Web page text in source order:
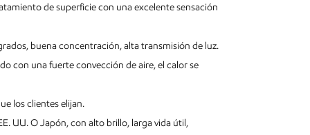
de superficie con una excelente sensación
buena concentración, alta transmisión de luz.
con una fuerte convección de aire, el calor se
los clientes elijan.
UU. O Japón, con alto brillo, larga vida útil,